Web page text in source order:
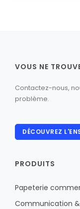
VOUS NE
Contactez-nous,
problème.
DÉCOUVREZ
PRODUITS
Papeterie
Communication